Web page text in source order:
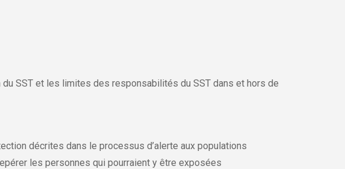
du SST et les limites des responsabilités du SST dans et hors de
décrites dans le processus d’alerte aux populations
les personnes qui pourraient y être exposées